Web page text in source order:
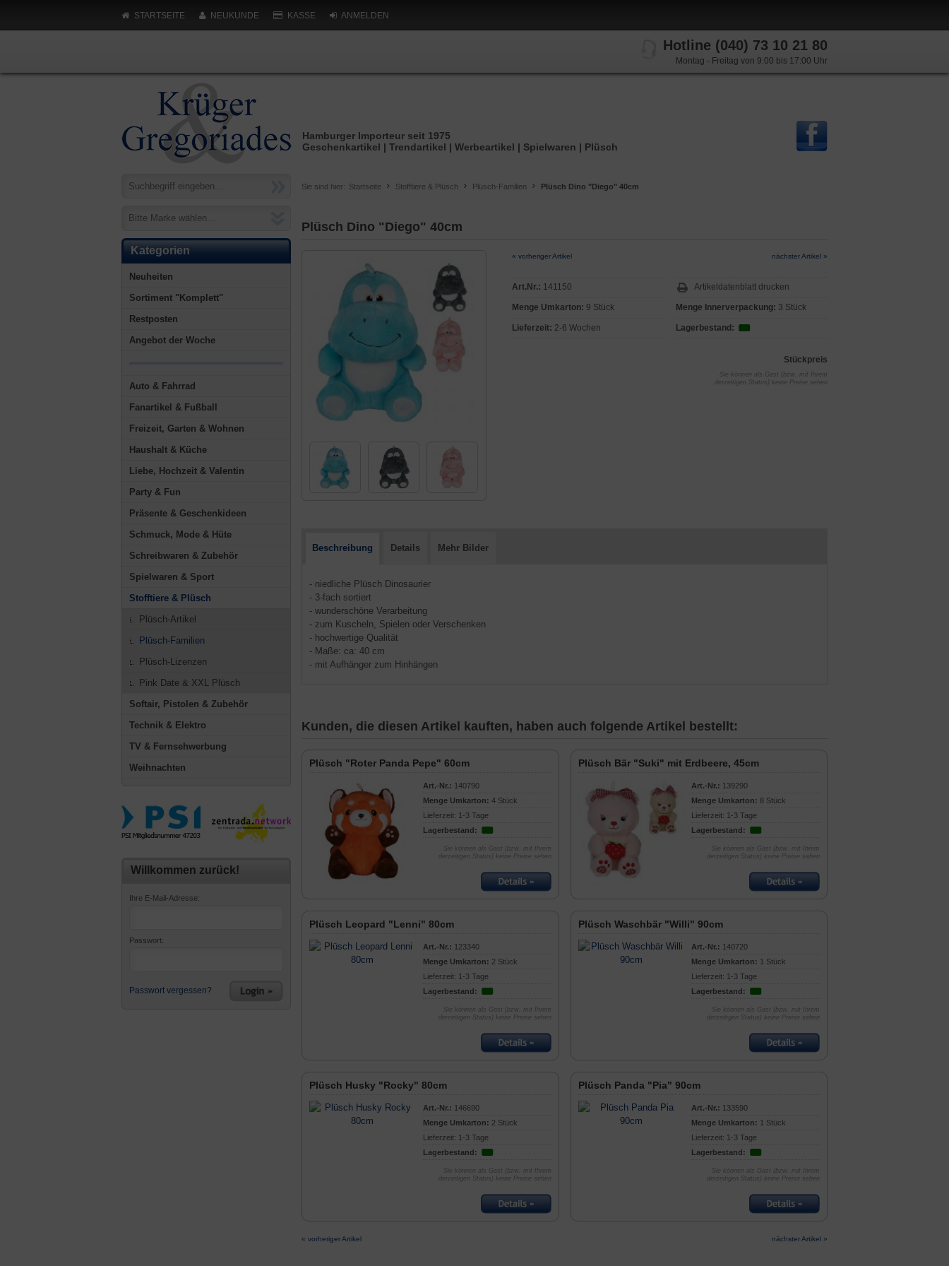
STARTSEITE NEUKUNDE KASSE ANMELDEN
Hotline (040) 73 10 21 80
Montag - Freitag von 9:00 bis 17:00 Uhr
Hamburger Importeur seit 1975
Geschenkartikel | Trendartikel | Werbeartikel | Spielwaren | Plüsch
Bitte Marke wählen...
Kategorien
Neuheiten
Sortiment "Komplett"
Restposten
Angebot der Woche
Auto & Fahrrad
Fanartikel & Fußball
Freizeit, Garten & Wohnen
Haushalt & Küche
Liebe, Hochzeit & Valentin
Party & Fun
Präsente & Geschenkideen
Schmuck, Mode & Hüte
Schreibwaren & Zubehör
Spielwaren & Sport
Stofftiere & Plüsch
Plüsch-Artikel
Plüsch-Familien
Plüsch-Lizenzen
Pink Date & XXL Plüsch
Softair, Pistolen & Zubehör
Technik & Elektro
TV & Fernsehwerbung
Weihnachten
Willkommen zurück!
Ihre E-Mail-Adresse:
Passwort:
Passwort vergessen?
Sie sind hier: Startseite Stofftiere & Plüsch Plüsch-Familien Plüsch Dino "Diego" 40cm
Plüsch Dino "Diego" 40cm
« vorheriger Artikel nächster Artikel »
Art.Nr.: 141150
Menge Umkarton: 9 Stück
Lieferzeit: 2-6 Wochen
Artikeldatenblatt drucken
Menge Innerverpackung: 3 Stück
Lagerbestand:
Stückpreis
Sie können als Gast (bzw. mit Ihrem
derzeitigen Status) keine Preise sehen
Beschreibung Details Mehr Bilder
- niedliche Plüsch Dinosaurier
- 3-fach sortiert
- wunderschöne Verarbeitung
- zum Kuscheln, Spielen oder Verschenken
- hochwertige Qualität
- Maße: ca: 40 cm
- mit Aufhänger zum Hinhängen
Kunden, die diesen Artikel kauften, haben auch folgende Artikel bestellt:
Plüsch "Roter Panda Pepe" 60cm
Art.-Nr.: 140790
Menge Umkarton: 4 Stück
Lieferzeit: 1-3 Tage
Lagerbestand:
Sie können als Gast (bzw. mit Ihrem
derzeitigen Status) keine Preise sehen
Plüsch Bär "Suki" mit Erdbeere, 45cm
Art.-Nr.: 139290
Menge Umkarton: 8 Stück
Lieferzeit: 1-3 Tage
Lagerbestand:
Sie können als Gast (bzw. mit Ihrem
derzeitigen Status) keine Preise sehen
Plüsch Leopard "Lenni" 80cm
Art.-Nr.: 123340
Menge Umkarton: 2 Stück
Lieferzeit: 1-3 Tage
Lagerbestand:
Sie können als Gast (bzw. mit Ihrem
derzeitigen Status) keine Preise sehen
Plüsch Waschbär "Willi" 90cm
Art.-Nr.: 140720
Menge Umkarton: 1 Stück
Lieferzeit: 1-3 Tage
Lagerbestand:
Sie können als Gast (bzw. mit Ihrem
derzeitigen Status) keine Preise sehen
Plüsch Husky "Rocky" 80cm
Art.-Nr.: 146690
Menge Umkarton: 2 Stück
Lieferzeit: 1-3 Tage
Lagerbestand:
Sie können als Gast (bzw. mit Ihrem
derzeitigen Status) keine Preise sehen
Plüsch Panda "Pia" 90cm
Art.-Nr.: 133590
Menge Umkarton: 1 Stück
Lieferzeit: 1-3 Tage
Lagerbestand:
Sie können als Gast (bzw. mit Ihrem
derzeitigen Status) keine Preise sehen
« vorheriger Artikel nächster Artikel »